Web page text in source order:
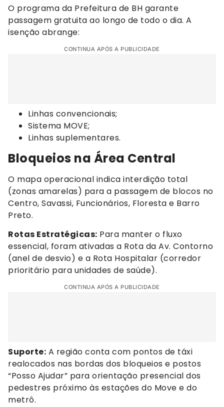
O programa da Prefeitura de BH garante
passagem gratuita ao longo de todo o dia. A
isenção abrange:
CONTINUA APÓS A PUBLICIDADE
Linhas convencionais;
Sistema MOVE;
Linhas suplementares.
Bloqueios na Área Central
O mapa operacional indica interdição total
(zonas amarelas) para a passagem de blocos no
Centro, Savassi, Funcionários, Floresta e Barro
Preto.
Rotas Estratégicas: Para manter o fluxo
essencial, foram ativadas a Rota da Av. Contorno
(anel de desvio) e a Rota Hospitalar (corredor
prioritário para unidades de saúde).
CONTINUA APÓS A PUBLICIDADE
Suporte: A região conta com pontos de táxi
realocados nas bordas dos bloqueios e postos
“Posso Ajudar” para orientação presencial dos
pedestres próximo às estações do Move e do
metrô.